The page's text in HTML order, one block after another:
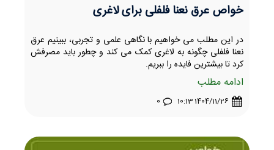
خواص عرق نعنا فلفلی برای لاغری
در این مطلب می خواهیم با نگاهی علمی و تجربی، ببینیم عرق
نعنا فلفلی چگونه به لاغری کمک می کند و چطور باید مصرفش
کرد تا بیشترین فایده را ببریم.
ادامه مطلب
1404/11/26 10:13
0